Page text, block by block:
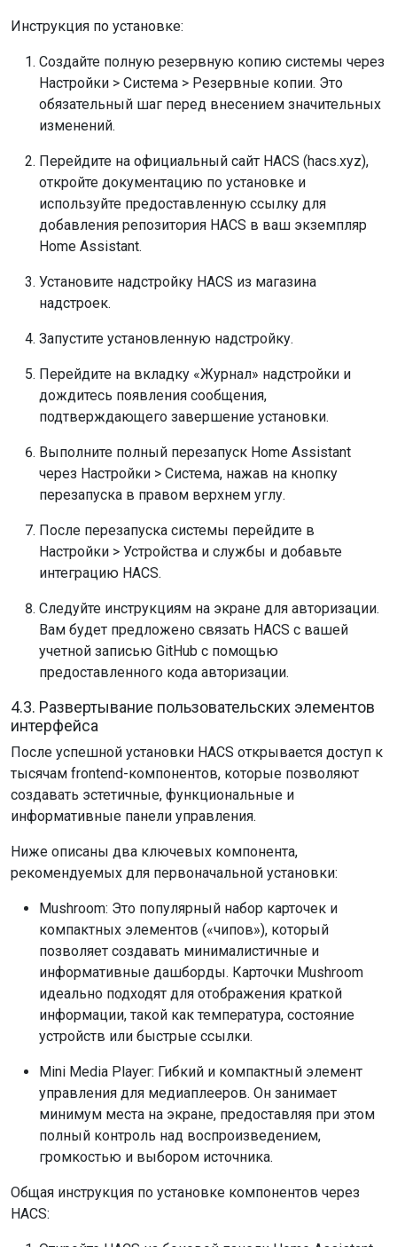
Инструкция по установке:
Создайте полную резервную копию системы через
Настройки > Система > Резервные копии. Это
обязательный шаг перед внесением значительных
изменений.
Перейдите на официальный сайт HACS (hacs.xyz),
откройте документацию по установке и
используйте предоставленную ссылку для
добавления репозитория HACS в ваш экземпляр
Home Assistant.
Установите надстройку HACS из магазина
надстроек.
Запустите установленную надстройку.
Перейдите на вкладку «Журнал» надстройки и
дождитесь появления сообщения,
подтверждающего завершение установки.
Выполните полный перезапуск Home Assistant
через Настройки > Система, нажав на кнопку
перезапуска в правом верхнем углу.
После перезапуска системы перейдите в
Настройки > Устройства и службы и добавьте
интеграцию HACS.
Следуйте инструкциям на экране для авторизации.
Вам будет предложено связать HACS с вашей
учетной записью GitHub с помощью
предоставленного кода авторизации.
4.3. Развертывание пользовательских элементов
интерфейса
После успешной установки HACS открывается доступ к
тысячам frontend-компонентов, которые позволяют
создавать эстетичные, функциональные и
информативные панели управления.
Ниже описаны два ключевых компонента,
рекомендуемых для первоначальной установки:
Mushroom: Это популярный набор карточек и
компактных элементов («чипов»), который
позволяет создавать минималистичные и
информативные дашборды. Карточки Mushroom
идеально подходят для отображения краткой
информации, такой как температура, состояние
устройств или быстрые ссылки.
Mini Media Player: Гибкий и компактный элемент
управления для медиаплееров. Он занимает
минимум места на экране, предоставляя при этом
полный контроль над воспроизведением,
громкостью и выбором источника.
Общая инструкция по установке компонентов через
HACS: